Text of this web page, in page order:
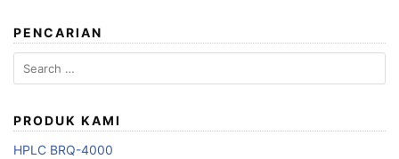
PENCARIAN
Search
for:
PRODUK KAMI
HPLC BRQ-4000